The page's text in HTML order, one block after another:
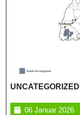
UNCATEGORIZED
06 Januar 202606